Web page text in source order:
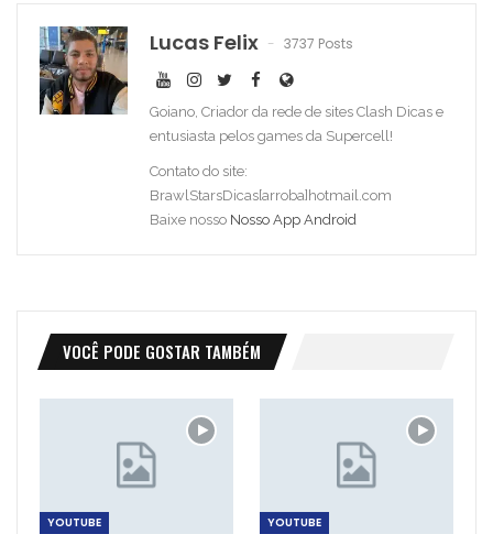
Lucas Felix 3737 Posts
Goiano, Criador da rede de sites Clash Dicas e
entusiasta pelos games da Supercell!
Contato do site:
BrawlStarsDicas[arroba]hotmail.com
Baixe nosso Nosso App Android
VOCÊ PODE GOSTAR TAMBÉM
YOUTUBE YOUTUBE